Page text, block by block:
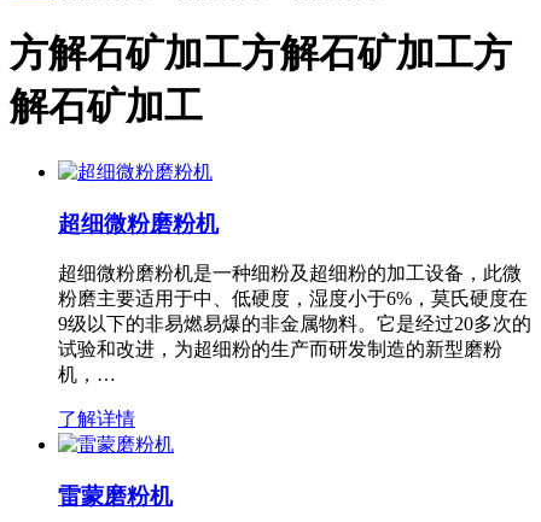
方解石矿加工方解石矿加工方
解石矿加工
超细微粉磨粉机
超细微粉磨粉机是一种细粉及超细粉的加工设备，此微
粉磨主要适用于中、低硬度，湿度小于6%，莫氏硬度在
9级以下的非易燃易爆的非金属物料。它是经过20多次的
试验和改进，为超细粉的生产而研发制造的新型磨粉
机，…
了解详情
雷蒙磨粉机